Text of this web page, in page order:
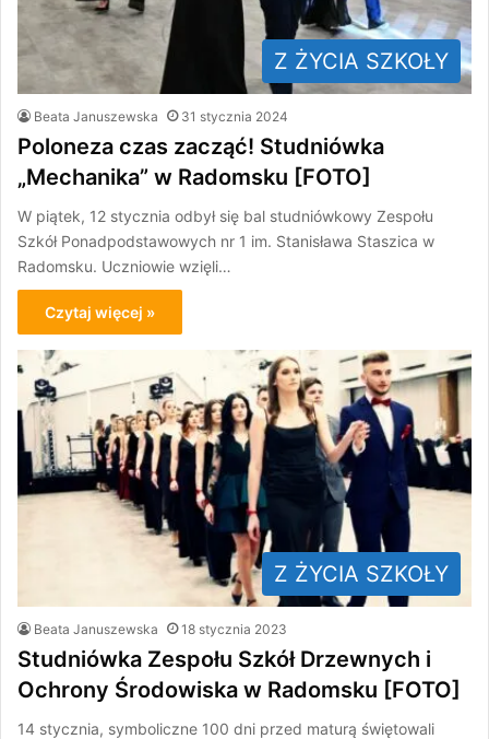
Z ŻYCIA SZKOŁY
Beata Januszewska 31 stycznia 2024
Poloneza czas zacząć! Studniówka
„Mechanika” w Radomsku [FOTO]
W piątek, 12 stycznia odbył się bal studniówkowy Zespołu
Szkół Ponadpodstawowych nr 1 im. Stanisława Staszica w
Radomsku. Uczniowie wzięli…
Czytaj więcej »
Z ŻYCIA SZKOŁY
Beata Januszewska 18 stycznia 2023
Studniówka Zespołu Szkół Drzewnych i
Ochrony Środowiska w Radomsku [FOTO]
14 stycznia, symboliczne 100 dni przed maturą świętowali